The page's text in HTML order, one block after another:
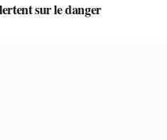
sur le danger